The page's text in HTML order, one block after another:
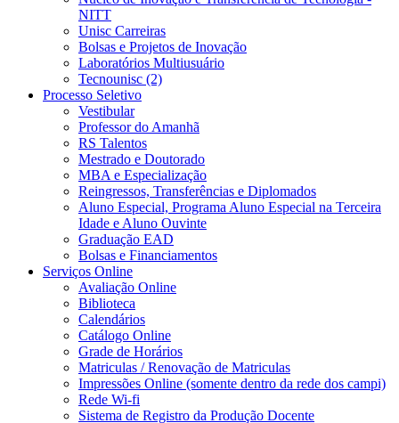
NITT
Unisc Carreiras
Bolsas e Projetos de Inovação
Laboratórios Multiusuário
Tecnounisc (2)
Processo Seletivo
Vestibular
Professor do Amanhã
RS Talentos
Mestrado e Doutorado
MBA e Especialização
Reingressos, Transferências e Diplomados
Aluno Especial, Programa Aluno Especial na Terceira
Idade e Aluno Ouvinte
Graduação EAD
Bolsas e Financiamentos
Serviços Online
Avaliação Online
Biblioteca
Calendários
Catálogo Online
Grade de Horários
Matriculas / Renovação de Matriculas
Impressões Online (somente dentro da rede dos campi)
Rede Wi-fi
Sistema de Registro da Produção Docente